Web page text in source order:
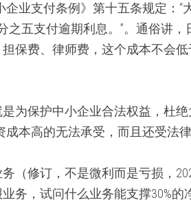
企业支付条例》第十五条规定：
之五支付逾期利息。”。通俗讲，
保费、律师费，这个成本不会
为保护中小企业合法权益，杜
成本高的无法承受，而且还受法
（修订，不是微利而是亏损，
务，试问什么业务能支撑30%